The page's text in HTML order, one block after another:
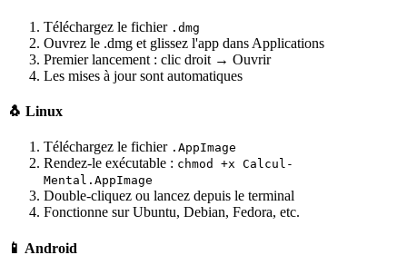
Téléchargez le fichier .dmg
Ouvrez le .dmg et glissez l'app dans Applications
Premier lancement : clic droit → Ouvrir
Les mises à jour sont automatiques
🐧 Linux
Téléchargez le fichier .AppImage
Rendez-le exécutable : chmod +x Calcul-
Mental.AppImage
Double-cliquez ou lancez depuis le terminal
Fonctionne sur Ubuntu, Debian, Fedora, etc.
📱 Android